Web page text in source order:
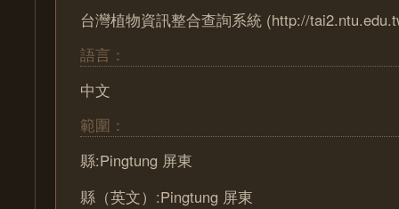
台灣植物資訊整合查詢系統 (http://
語言：
中文
範圍：
縣:Pingtung 屏東
縣（英文）:Pingtung 屏東